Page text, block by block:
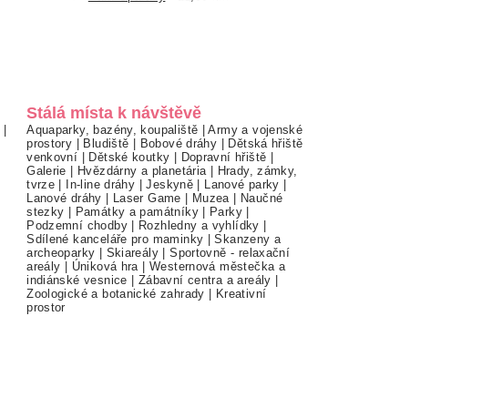
|
Stálá místa k návštěvě
Aquaparky, bazény, koupaliště |Army a vojenské
prostory | Bludiště | Bobové dráhy | Dětská hřiště
venkovní | Dětské koutky | Dopravní hřiště |
Galerie | Hvězdárny a planetária | Hrady, zámky,
tvrze | In-line dráhy |Jeskyně | Lanové parky |
Lanové dráhy | Laser Game | Muzea | Naučné
stezky | Památky a památníky| Parky |
Podzemní chodby| Rozhledny a vyhlídky |
Sdílené kanceláře pro maminky |Skanzeny a
archeoparky | Skiareály |Sportovně - relaxační
areály | Úniková hra |Westernová městečka a
indiánské vesnice | Zábavní centra a areály |
Zoologické a botanické zahrady | Kreativní
prostor